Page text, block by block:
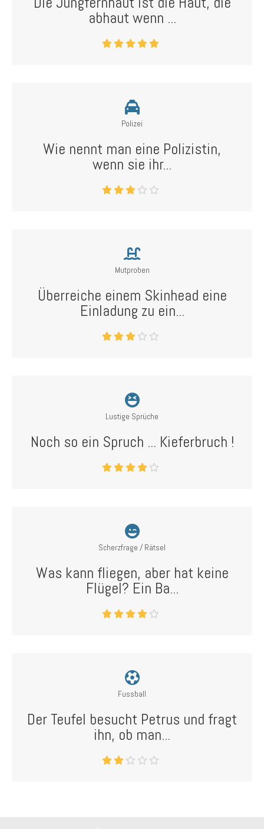
abhaut wenn ...
Polizei
Wie nennt man eine Polizistin,
wenn sie ihr...
Mutproben
Überreiche einem Skinhead eine
Einladung zu ein...
Lustige Sprüche
Noch so ein Spruch ... Kieferbruch !
Scherzfrage / Rätsel
Was kann fliegen, aber hat keine
Flügel? Ein Ba...
Fussball
Der Teufel besucht Petrus und fragt
ihn, ob man...